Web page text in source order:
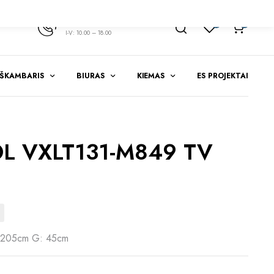
I-V: 10.00 – 18.00
BIURAS KIEMAS ES PROJEKTAI
VXLT131-M849 TV
G: 45cm